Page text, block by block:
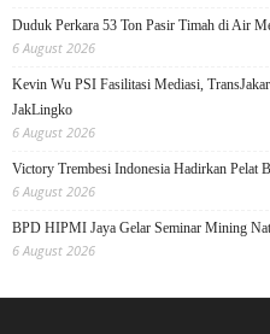
Duduk Perkara 53 Ton Pasir Timah di Air
6 August 2026
Kevin Wu PSI Fasilitasi Mediasi,
JakLingko
6 August 2026
Victory Trembesi Indonesia Hadirkan Pelat
6 August 2026
BPD HIPMI Jaya Gelar Seminar Mining
6 August 2026